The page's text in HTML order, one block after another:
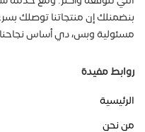
بنضمنلك إن منتجاتنا توصلك
مسئولية وبس، دي أساس نجاحنا
روابط مفيدة
الرئيسية
من نحن